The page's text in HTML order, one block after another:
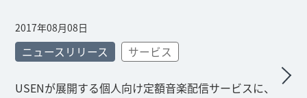
2017年08月08日
ニュースリリース サービス
USENが展開する個人向け定額音楽配信サービスに、